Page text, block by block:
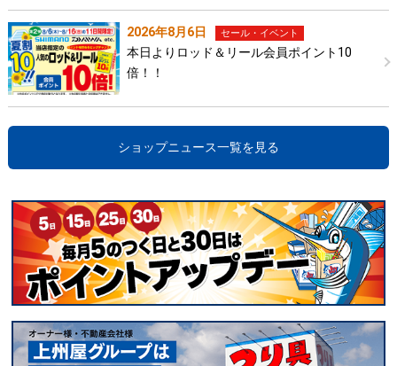
2026年8月6日 セール・イベント
本日よりロッド＆リール会員ポイント10
倍！！
ショップニュース一覧を見る